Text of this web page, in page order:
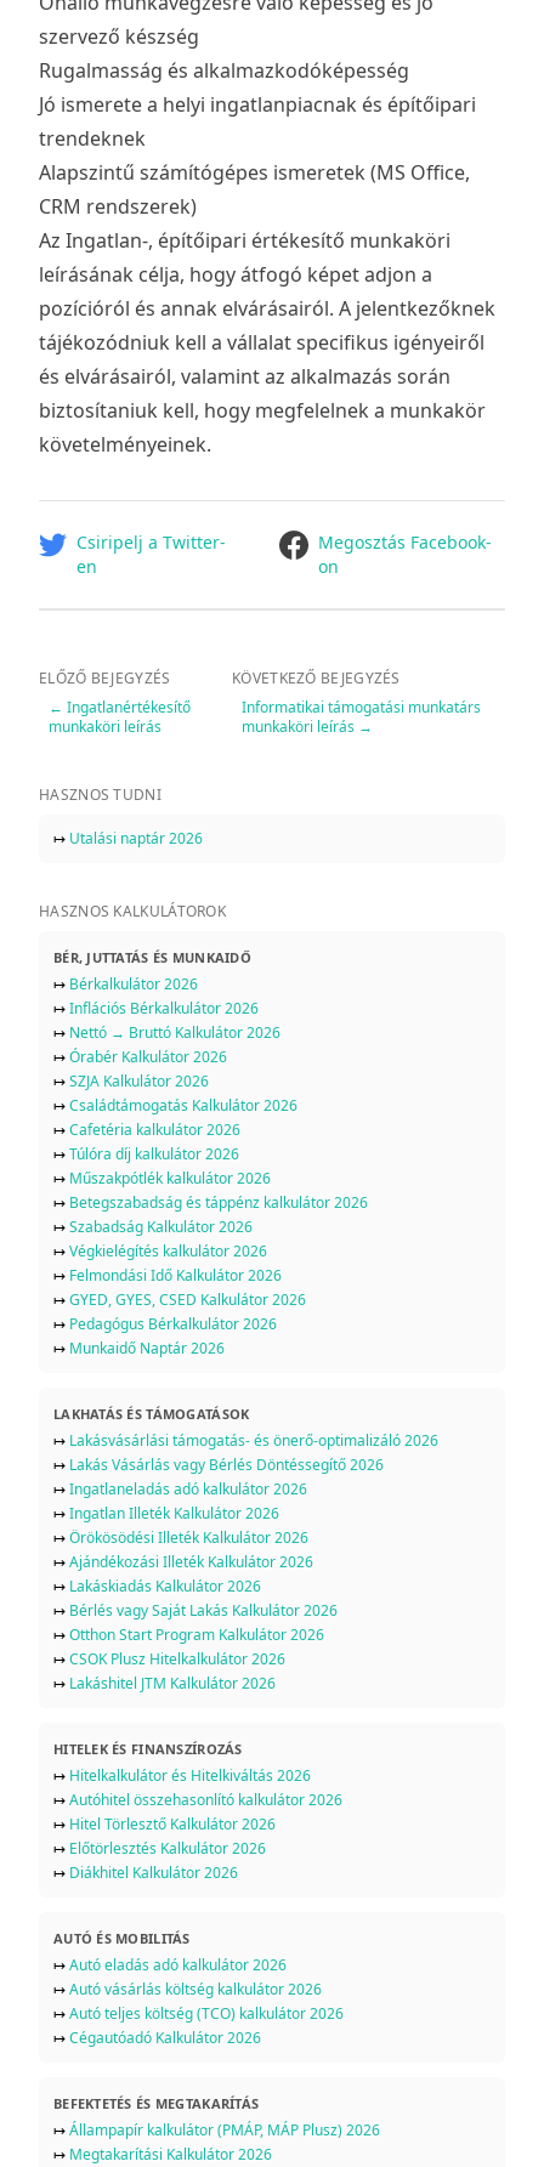
szervező készség
Rugalmasság és alkalmazkodóképesség
Jó ismerete a helyi ingatlanpiacnak és építőipari
trendeknek
Alapszintű számítógépes ismeretek (MS Office,
CRM rendszerek)
Az Ingatlan-, építőipari értékesítő munkaköri
leírásának célja, hogy átfogó képet adjon a
pozícióról és annak elvárásairól. A jelentkezőknek
tájékozódniuk kell a vállalat specifikus igényeiről
és elvárásairól, valamint az alkalmazás során
biztosítaniuk kell, hogy megfelelnek a munkakör
követelményeinek.
Csiripelj a Twitter-
en
facebookMegosztás Facebook-
on
ELŐZŐ BEJEGYZÉS
← Ingatlanértékesítő
munkaköri leírás
KÖVETKEZŐ BEJEGYZÉS
Informatikai támogatási munkatárs
munkaköri leírás →
HASZNOS TUDNI
↦ Utalási naptár 2026
HASZNOS KALKULÁTOROK
BÉR, JUTTATÁS ÉS MUNKAIDŐ
↦ Bérkalkulátor 2026
↦Inflációs Bérkalkulátor 2026
↦ Nettó → Bruttó Kalkulátor 2026
↦Órabér Kalkulátor 2026
↦SZJA Kalkulátor 2026
↦Családtámogatás Kalkulátor 2026
↦Cafetéria kalkulátor 2026
↦Túlóra díj kalkulátor 2026
↦ Műszakpótlék kalkulátor 2026
↦ Betegszabadság és táppénz kalkulátor 2026
↦Szabadság Kalkulátor 2026
↦Végkielégítés kalkulátor 2026
↦ Felmondási Idő Kalkulátor 2026
↦GYED, GYES, CSED Kalkulátor 2026
↦ Pedagógus Bérkalkulátor 2026
↦ Munkaidő Naptár 2026
LAKHATÁS ÉS TÁMOGATÁSOK
↦ Lakásvásárlási támogatás- és önerő-optimalizáló 2026
↦ Lakás Vásárlás vagy Bérlés Döntéssegítő 2026
↦Ingatlaneladás adó kalkulátor 2026
↦Ingatlan Illeték Kalkulátor 2026
↦Örökösödési Illeték Kalkulátor 2026
↦Ajándékozási Illeték Kalkulátor 2026
↦ Lakáskiadás Kalkulátor 2026
↦ Bérlés vagy Saját Lakás Kalkulátor 2026
↦Otthon Start Program Kalkulátor 2026
↦CSOK Plusz Hitelkalkulátor 2026
↦ Lakáshitel JTM Kalkulátor 2026
HITELEK ÉS FINANSZÍROZÁS
↦ Hitelkalkulátor és Hitelkiváltás 2026
↦Autóhitel összehasonlító kalkulátor 2026
↦ Hitel Törlesztő Kalkulátor 2026
↦ Előtörlesztés Kalkulátor 2026
↦ Diákhitel Kalkulátor 2026
AUTÓ ÉS MOBILITÁS
↦Autó eladás adó kalkulátor 2026
↦Autó vásárlás költség kalkulátor 2026
↦Autó teljes költség (TCO) kalkulátor 2026
↦Cégautóadó Kalkulátor 2026
BEFEKTETÉS ÉS MEGTAKARÍTÁS
↦Állampapír kalkulátor (PMÁP, MÁP Plusz) 2026
↦ Megtakarítási Kalkulátor 2026